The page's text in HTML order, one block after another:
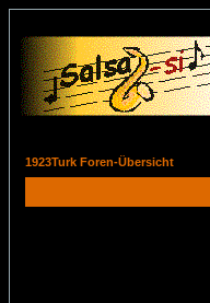
1923Turk Foren-Übersicht